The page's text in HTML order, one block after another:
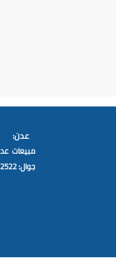
عدن:
مبيعات
جوال: 00967776222522